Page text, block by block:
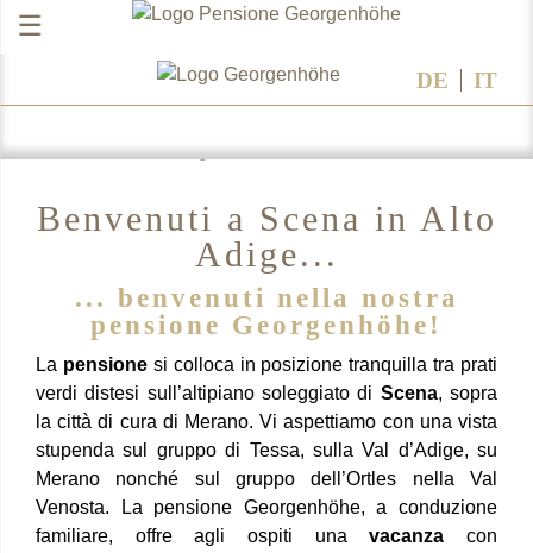
DE IT
☰
Benvenuti a Scena in Alto
Adige...
... benvenuti nella nostra
pensione Georgenhöhe!
La pensionesi colloca in posizione tranquilla tra prati
verdi distesi sull’altipiano soleggiato di Scena, sopra
la città di cura di Merano. Vi aspettiamo con una vista
stupenda sul gruppo di Tessa, sulla Val d’Adige, su
Merano nonché sul gruppo dell’Ortles nella Val
Venosta. La pensione Georgenhöhe, a conduzione
familiare, offre agli ospiti unavacanzacon